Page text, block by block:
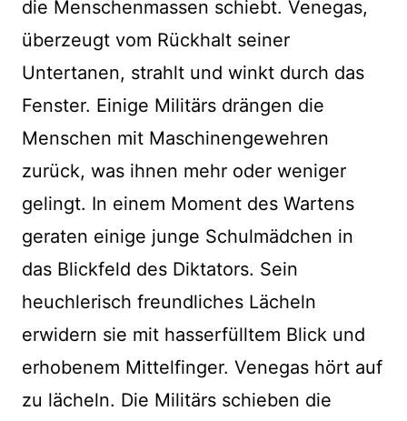
die Menschenmassen schiebt. Venegas,
überzeugt vom Rückhalt seiner
Untertanen, strahlt und winkt durch das
Fenster. Einige Militärs drängen die
Menschen mit Maschinengewehren
zurück, was ihnen mehr oder weniger
gelingt. In einem Moment des Wartens
geraten einige junge Schulmädchen in
das Blickfeld des Diktators. Sein
heuchlerisch freundliches Lächeln
erwidern sie mit hasserfülltem Blick und
erhobenem Mittelfinger. Venegas hört auf
zu lächeln. Die Militärs schieben die